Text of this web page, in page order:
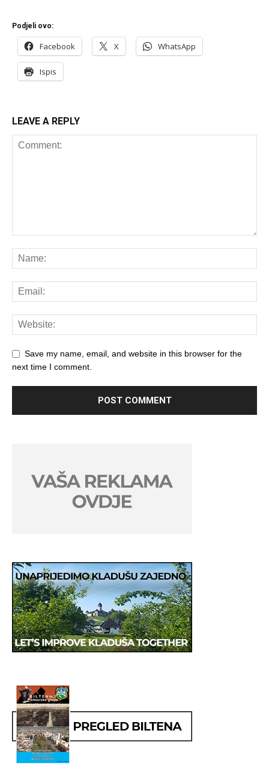
Podjeli ovo:
Facebook X WhatsApp
Ispis
LEAVE A REPLY
Save my name, email, and website in this browser for the
next time I comment.